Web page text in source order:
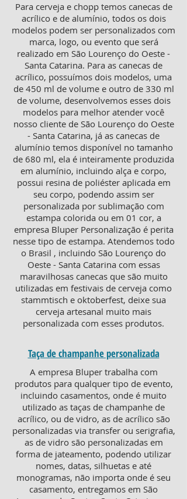
Para cerveja e chopp temos canecas de
acrílico e de alumínio, todos os dois
modelos podem ser personalizados com
marca, logo, ou evento que será
realizado em São Lourenço do Oeste -
Santa Catarina. Para as canecas de
acrílico, possuímos dois modelos, uma
de 450 ml de volume e outro de 330 ml
de volume, desenvolvemos esses dois
modelos para melhor atender você
nosso cliente de São Lourenço do Oeste
- Santa Catarina, já as canecas de
alumínio temos disponível no tamanho
de 680 ml, ela é inteiramente produzida
em alumínio, incluindo alça e corpo,
possui resina de poliéster aplicada em
seu corpo, podendo assim ser
personalizada por sublimação com
estampa colorida ou em 01 cor, a
empresa Bluper Personalização é perita
nesse tipo de estampa. Atendemos todo
o Brasil , incluindo São Lourenço do
Oeste - Santa Catarina com essas
maravilhosas canecas que são muito
utilizadas em festivais de cerveja como
stammtisch e oktoberfest, deixe sua
cerveja artesanal muito mais
personalizada com esses produtos.
Taça de champanhe personalizada
A empresa Bluper trabalha com
produtos para qualquer tipo de evento,
incluindo casamentos, onde é muito
utilizado as taças de champanhe de
acrílico, ou de vidro, as de acrílico são
personalizadas via transfer ou serigrafia,
as de vidro são personalizadas em
forma de jateamento, podendo utilizar
nomes, datas, silhuetas e até
monogramas, não importa onde é seu
casamento, entregamos em São